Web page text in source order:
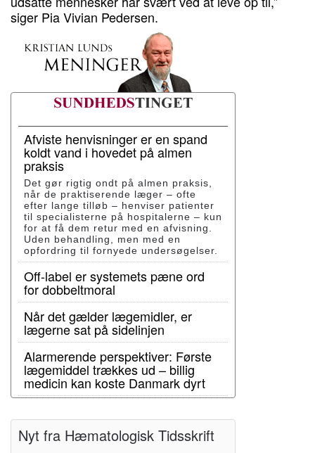
siger Pia Vivian Pedersen.
Afviste henvisninger er en spand
koldt vand i hovedet på almen
praksis
Det gør rigtig ondt på almen praksis,
når de praktiserende læger – ofte
efter lange tilløb – henviser patienter
til specialisterne på hospitalerne – kun
for at få dem retur med en afvisning.
Uden behandling, men med en
opfordring til fornyede undersøgelser.
Off-label er systemets pæne ord
for dobbeltmoral
Når det gælder lægemidler, er
lægerne sat på sidelinjen
Alarmerende perspektiver: Første
lægemiddel trækkes ud – billig
medicin kan koste Danmark dyrt
Nyt fra Hæmatologisk Tidsskrift